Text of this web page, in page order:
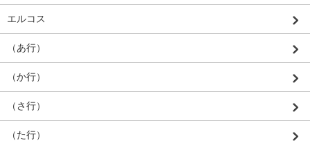
エルコス
（あ行）
（か行）
（さ行）
（た行）